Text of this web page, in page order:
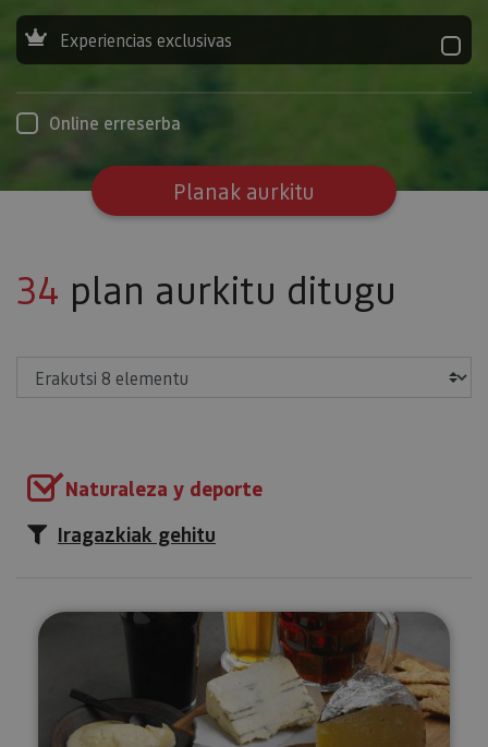
Experiencias exclusivas
Online erreserba
Planak aurkitu
34 plan aurkitu ditugu
Naturaleza y deporte
Iragazkiak gehitu
Garagardoa dastatzea Araitzen